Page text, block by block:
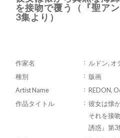
を接吻で覆う（『聖ア
3集より）
作家名
ルドン, オ
種別
版画
Artist Name
REDON,
作品タイトル
彼女は懐
それを接
誘惑』第3